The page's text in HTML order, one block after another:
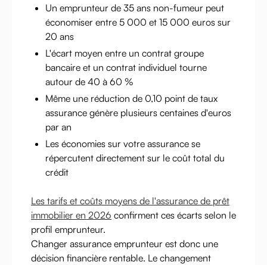
Un emprunteur de 35 ans non-fumeur peut
économiser entre 5 000 et 15 000 euros sur
20 ans
L'écart moyen entre un contrat groupe
bancaire et un contrat individuel tourne
autour de 40 à 60 %
Même une réduction de 0,10 point de taux
assurance génère plusieurs centaines d'euros
par an
Les économies sur votre assurance se
répercutent directement sur le coût total du
crédit
Les tarifs et coûts moyens de l'assurance de prêt
immobilier en 2026 confirment ces écarts selon le
profil emprunteur.
Changer assurance emprunteur est donc une
décision financière rentable. Le changement